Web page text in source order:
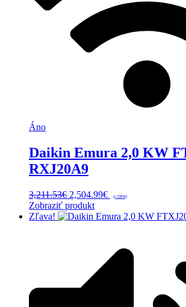
Áno
Daikin Emura 2,0 KW
RXJ20A9
3,211.53€ Pôvodná
cena
bola:
2,504.99€Aktuálna
je:
(s DPH)
Zobraziť produkt
Zľava!